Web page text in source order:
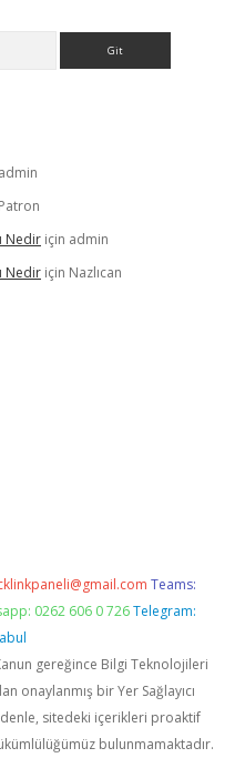
admin
Patron
Nedir için admin
Nedir için Nazlıcan
Teams:
0262 606 0 726 Telegram:
gereğince Bilgi Teknolojileri
onaylanmış bir Yer Sağlayıcı
sitedeki içerikleri proaktif
bulunmamaktadır.